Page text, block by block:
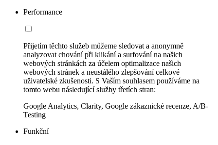
Performance
Přijetím těchto služeb můžeme sledovat a anonymně
analyzovat chování při klikání a surfování na našich
webových stránkách za účelem optimalizace našich
webových stránek a neustálého zlepšování celkové
uživatelské zkušenosti. S Vaším souhlasem používáme na
tomto webu následující služby třetích stran:
Google Analytics, Clarity, Google zákaznické recenze, A/B-
Testing
Funkční